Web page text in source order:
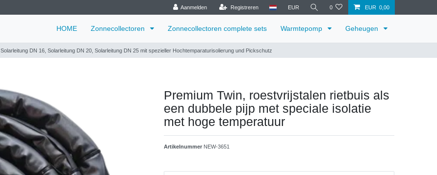
Aanmelden Registreren EUR 0 EUR 0,00
HOME Zonnecollectoren Zonnecollectoren complete sets Warmtepomp Geheugen
Solarleitung DN 16, Solarleitung DN 20, Solarleitung DN 25 mit spezieller Hochtemparaturisolierung und Pickschutz
Premium Twin, roestvrijstalen rietbuis als
een dubbele pijp met speciale isolatie
met hoge temperatuur
Artikelnummer NEW-3651